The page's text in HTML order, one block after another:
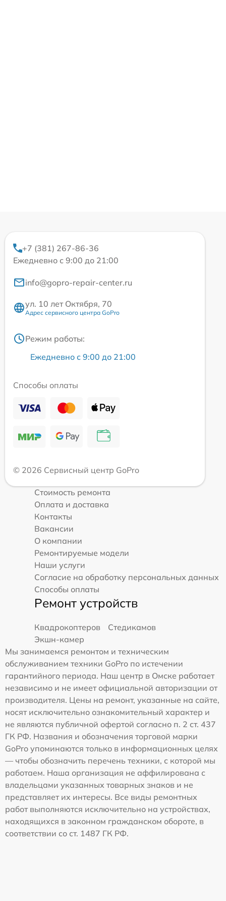
+7 (381) 267-86-36
Ежедневно с 9:00 до 21:00
info@gopro-repair-center.ru
ул. 10 лет Октября, 70
Адрес сервисного центра GoPro
Режим работы:
Ежедневно с 9:00 до 21:00
Способы оплаты
© 2026 Сервисный центр GoPro
Стоимость ремонта
Оплата и доставка
Контакты
Вакансии
О компании
Ремонтируемые модели
Наши услуги
Согласие на обработку персональных данных
Способы оплаты
Ремонт устройств
Квадрокоптеров
Стедикамов
Экшн-камер
Мы занимаемся ремонтом и техническим
обслуживанием техники GoPro по истечении
гарантийного периода. Наш центр в Омске работает
независимо и не имеет официальной авторизации от
производителя. Цены на ремонт, указанные на сайте,
носят исключительно ознакомительный характер и
не являются публичной офертой согласно п. 2 ст. 437
ГК РФ. Названия и обозначения торговой марки
GoPro упоминаются только в информационных целях
— чтобы обозначить перечень техники, с которой мы
работаем. Наша организация не аффилирована с
владельцами указанных товарных знаков и не
представляет их интересы. Все виды ремонтных
работ выполняются исключительно на устройствах,
находящихся в законном гражданском обороте, в
соответствии со ст. 1487 ГК РФ.